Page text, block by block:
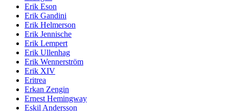
Erik Eson
Erik Gandini
Erik Helmerson
Erik Jennische
Erik Lempert
Erik Ullenhag
Erik Wennerström
Erik XIV
Eritrea
Erkan Zengin
Ernest Hemingway
Eskil Andersson